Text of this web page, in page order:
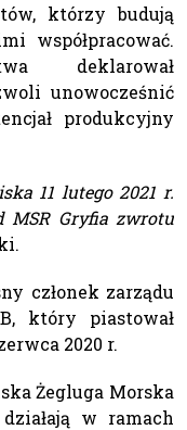
którzy budują
współpracować.
deklarował
unowocześnić
produkcyjny
11 lutego 2021 r.
MSR Gryfia zwrotu
członek zarządu
który piastował
2020 r.
Żegluga Morska
w ramach